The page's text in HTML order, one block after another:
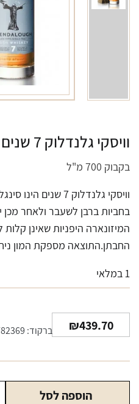
וויסקי גלנדלוק 7 שנים 700 מ"ל
בקבוק 700 מ"ל
בחביות ברבן לשעבר ולאחר מכן
המיזונארה היפניות שאינן
החבתן.התוצאה מספקת המון
1 במלאי
₪439.70 ברקוד: 797776782369
הוספה לסל